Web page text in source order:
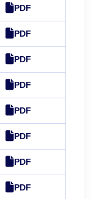
PDF
PDF
PDF
PDF
PDF
PDF
PDF
PDF